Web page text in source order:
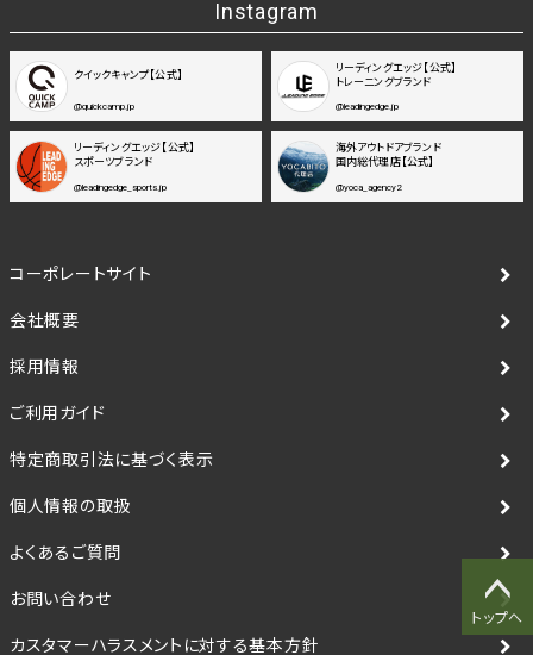
トップへ
Instagram
クイックキャンプ【公式】
@quickcamp.jp
リーディングエッジ【公式】
トレーニングブランド
@leadingedge.jp
リーディングエッジ【公式】
スポーツブランド
@leadingedge_sports.jp
海外アウトドアブランド
国内総代理店【公式】
@yoca_agency2
コーポレートサイト
会社概要
採用情報
ご利用ガイド
特定商取引法に基づく表示
個人情報の取扱
よくあるご質問
お問い合わせ
カスタマーハラスメントに対する基本方針